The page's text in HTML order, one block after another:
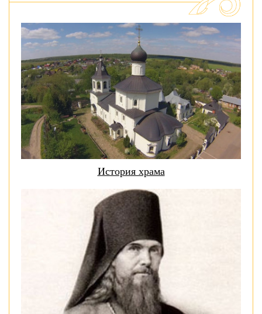
История храма